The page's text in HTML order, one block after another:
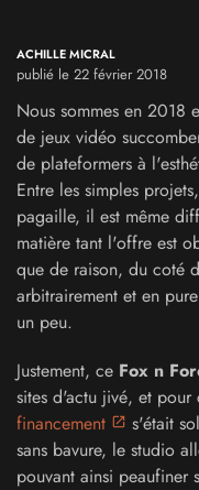
ACHILLE MICRAL
publié le 22 février 2018
Nous sommes en 2018
de jeux vidéo
de plateformers à
Entre les simples
pagaille, il est même
matière tant l'offre est
que de raison, du coté
arbitrairement et en
un peu.
Justement, ce Fox n
sites d'actu jivé, et pour
financement
s'était
sans bavure, le studio
pouvant ainsi peaufiner